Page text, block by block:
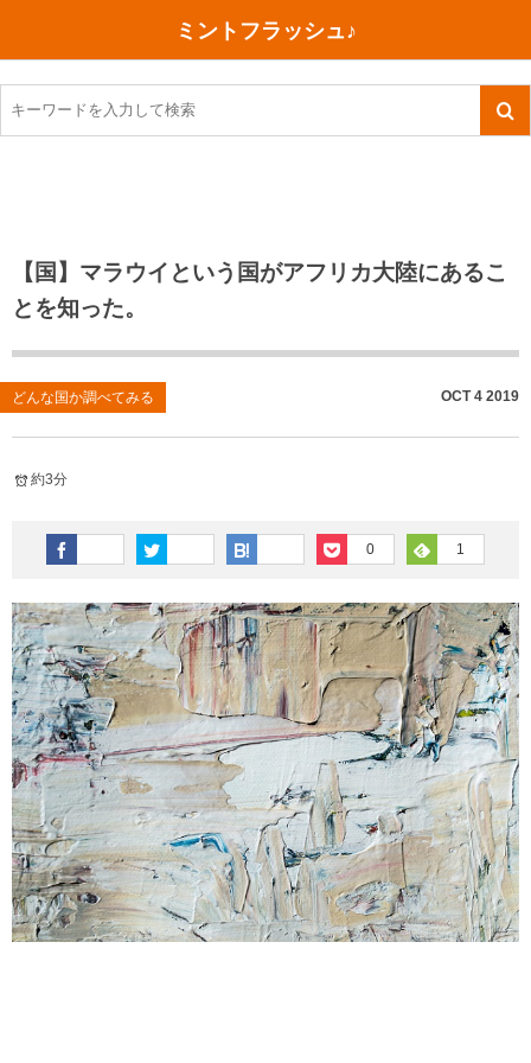
ミントフラッシュ♪
【国】マラウイという国がアフリカ大陸にあるこ
とを知った。
どんな国か調べてみる OCT 4 2019
約3分
0 1
TOEIC感想・結果
TOEIC800点への道
TOEIC（作戦・ノウハウなど）
TOEIC700点への道
英単語
その他英語関連
今日買った本
ご朱印帳めぐり
川越（埼玉県）
沖縄
神戸
行ってきたあれこれ
旅行関連あれこれ
ファスティング
コスメ
ダイエット
健康あれこれ
美容あれこれ
食べ物
今日の一枚
月、星、宇宙